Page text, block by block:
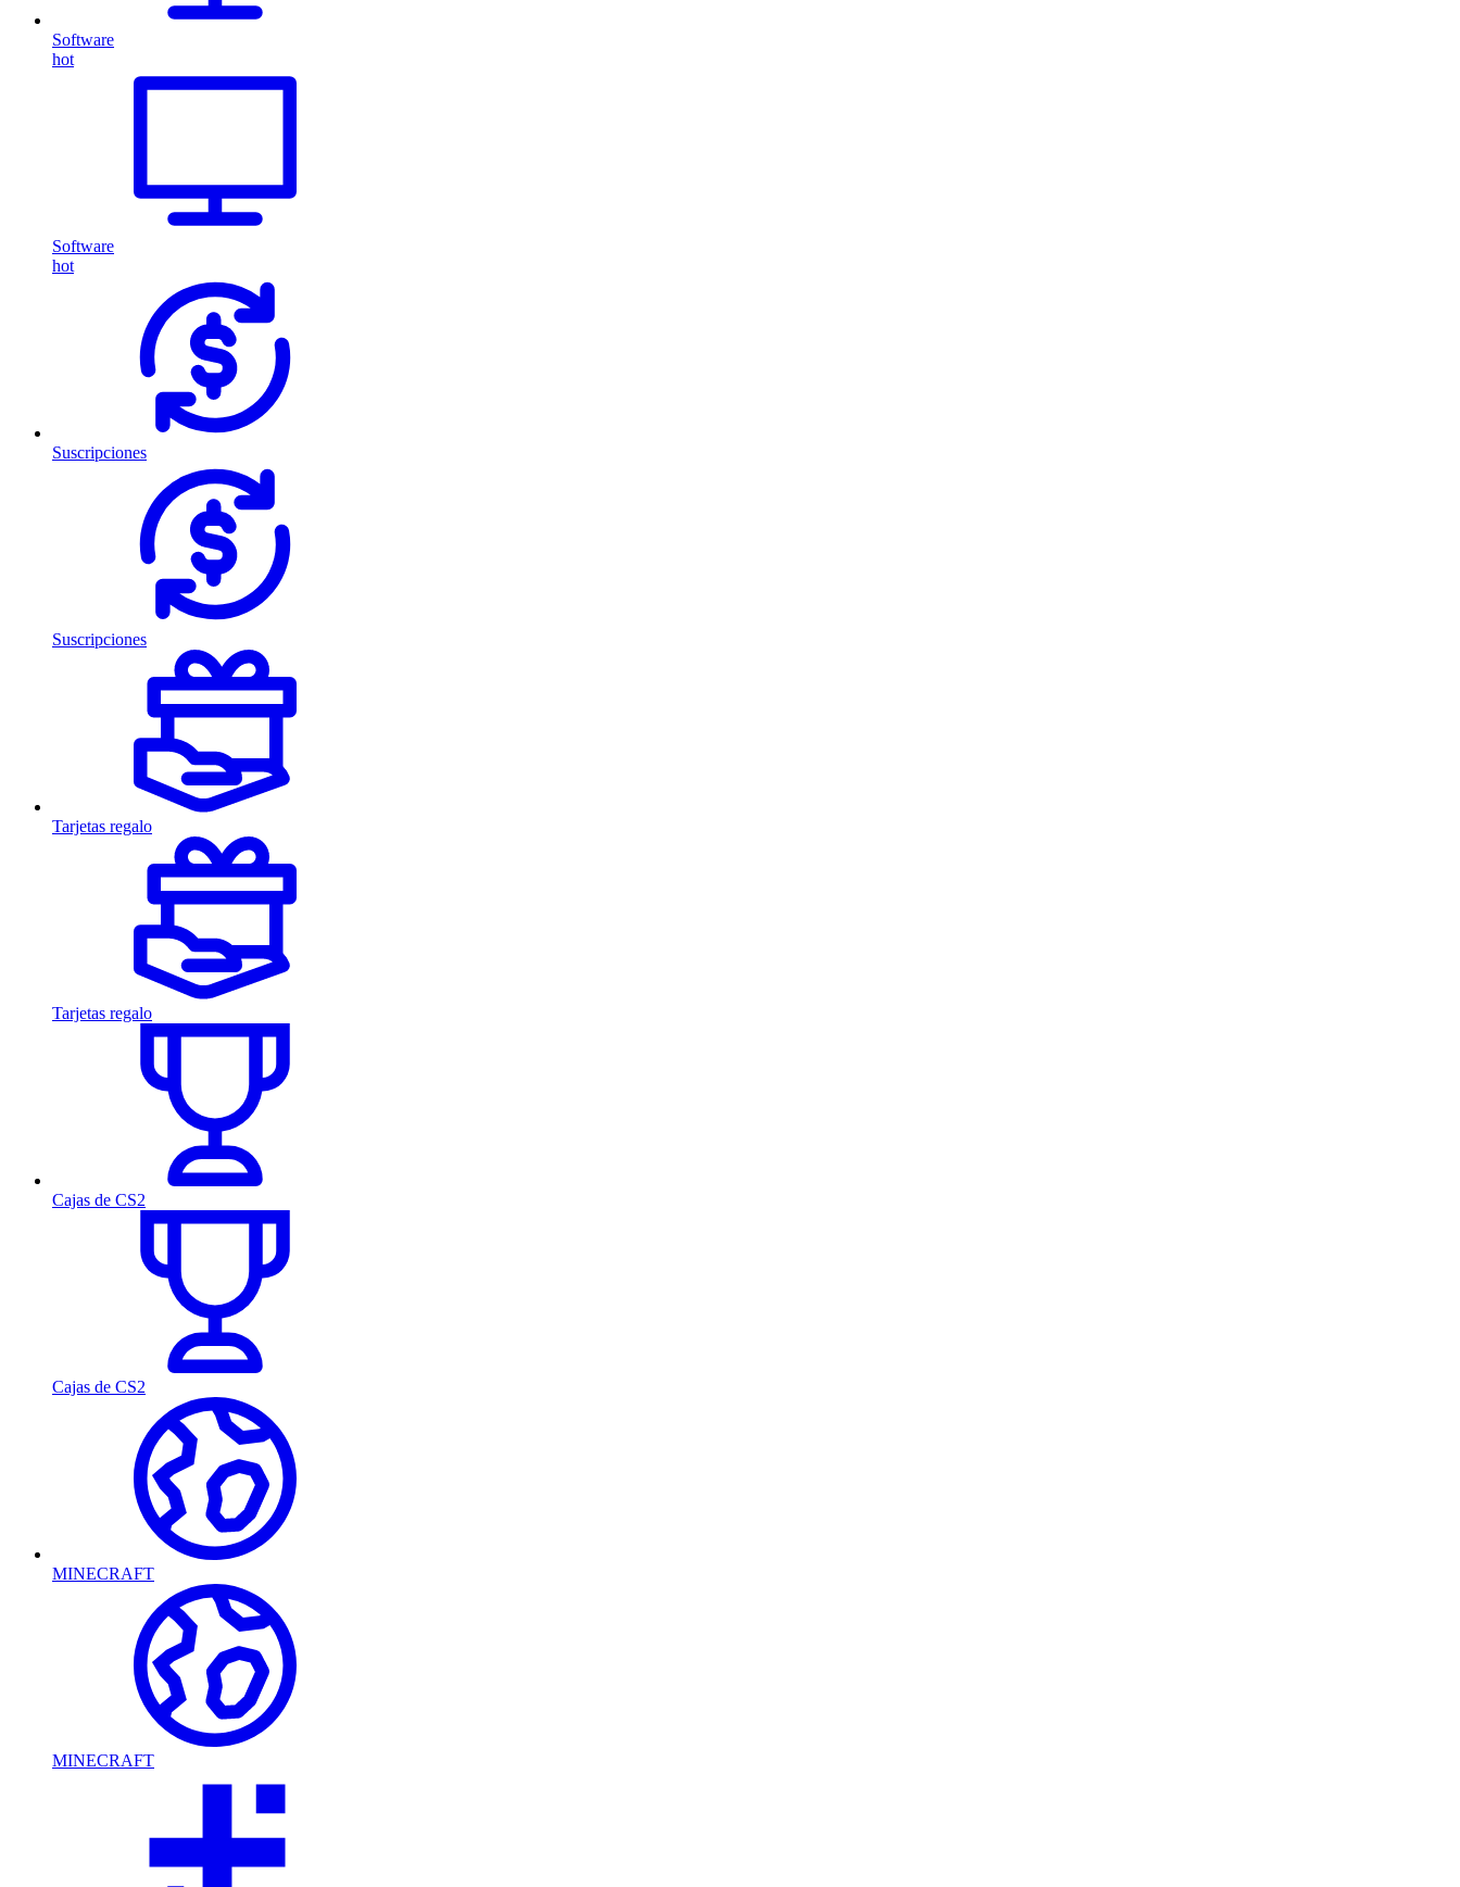
Software
hot
Software
hot
Suscripciones
Suscripciones
Tarjetas regalo
Tarjetas regalo
Cajas de CS2
Cajas de CS2
MINECRAFT
MINECRAFT